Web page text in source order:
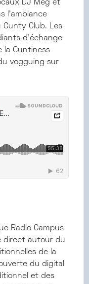
DJ Meg et
l’ambiance
Cunty Club. Les
d'échange
la Cuntiness
vogguing sur
Radio Campus
direct autour du
de la
du digital
et des